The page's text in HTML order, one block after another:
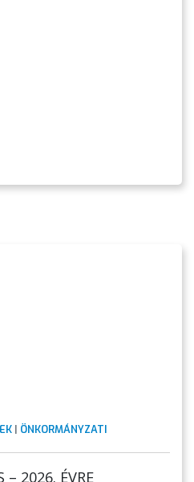
| ÖNKORMÁNYZATI
– 2026. ÉVRE